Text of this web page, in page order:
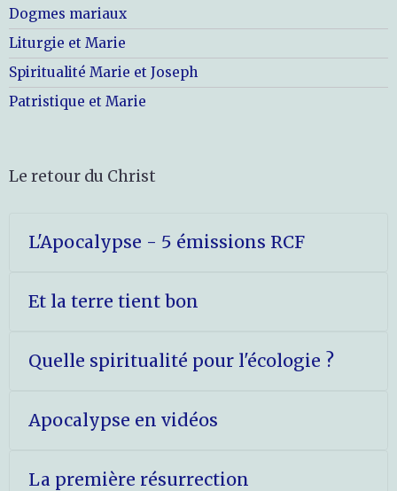
Dogmes mariaux
Liturgie et Marie
Spiritualité Marie et Joseph
Patristique et Marie
Le retour du Christ
L'Apocalypse - 5 émissions RCF
Et la terre tient bon
Quelle spiritualité pour l'écologie ?
Apocalypse en vidéos
La première résurrection